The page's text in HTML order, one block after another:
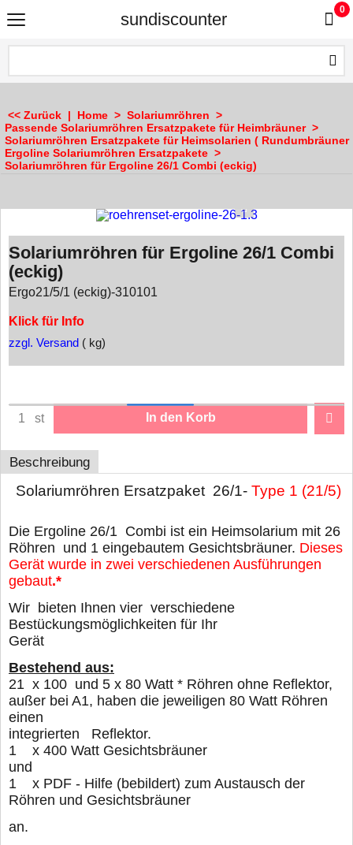
sundiscounter
0
<< Zurück | Home > Solariumröhren >
Passende Solariumröhren Ersatzpakete für Heimbräuner>
Solariumröhren Ersatzpakete für Heimsolarien ( Rundumbräuner
Ergoline Solariumröhren Ersatzpakete >
Solariumröhren für Ergoline 26/1 Combi (eckig)
Solariumröhren für Ergoline 26/1 Combi
(eckig)
Ergo21/5/1 (eckig)-310101
Klick für Info
zzgl. Versand kg
st In den Korb
Beschreibung
Solariumröhren Ersatzpaket 26/1- Type 1 (21/5)
Die Ergoline 26/1 Combi ist ein Heimsolarium mit 26
Röhren und 1 eingebautem Gesichtsbräuner. Dieses
Gerät wurde in zwei verschiedenen Ausführungen
gebaut.*
Wir bieten Ihnen vier verschiedene
Bestückungsmöglichkeiten für Ihr
Gerät
Bestehend aus:
21 x 100 und 5 x 80 Watt * Röhren ohne Reflektor,
außer bei A1, haben die jeweiligen 80 Watt Röhren
einen
1 x 400 Watt Gesichtsbräuner
1 x PDF - Hilfe (bebildert) zum Austausch der
Röhren und Gesichtsbräuner
an.